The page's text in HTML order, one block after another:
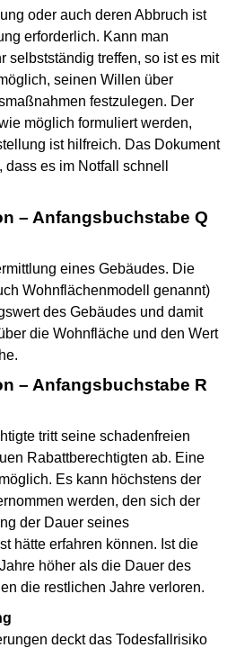
oder auch deren Abbruch ist
erforderlich. Kann man
selbstständig treffen, so ist es mit
seinen Willen über
festzulegen. Der
möglich formuliert werden,
ist hilfreich. Das Dokument
es im Notfall schnell
– Anfangsbuchstabe Q
eines Gebäudes. Die
Wohnflächenmodell genannt)
des Gebäudes und damit
die Wohnfläche und den Wert
– Anfangsbuchstabe R
tritt seine schadenfreien
Rabattberechtigten ab. Eine
Es kann höchstens der
werden, den sich der
der Dauer seines
hätte erfahren können. Ist die
höher als die Dauer des
die restlichen Jahre verloren.
deckt das Todesfallrisiko